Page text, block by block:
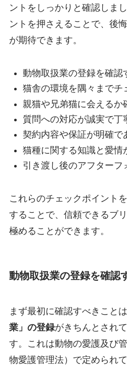
ントをしっかりと確認しま
ントを押さえることで、後
が期待できます。
動物取扱業の登録を確認
猫舎の環境を隅々までチ
親猫や兄弟猫に会えるか
質問への対応が誠実で丁
契約内容や保証が明確で
猫種に関する知識と愛情
引き渡し後のアフターフ
これらのチェックポイント
することで、信頼できるブ
極めることができます。
動物取扱業の登録を確認
まず最初に確認すべきことは
業」の登録がきちんとされ
す。これは動物の愛護及び
物愛護管理法）で定められ